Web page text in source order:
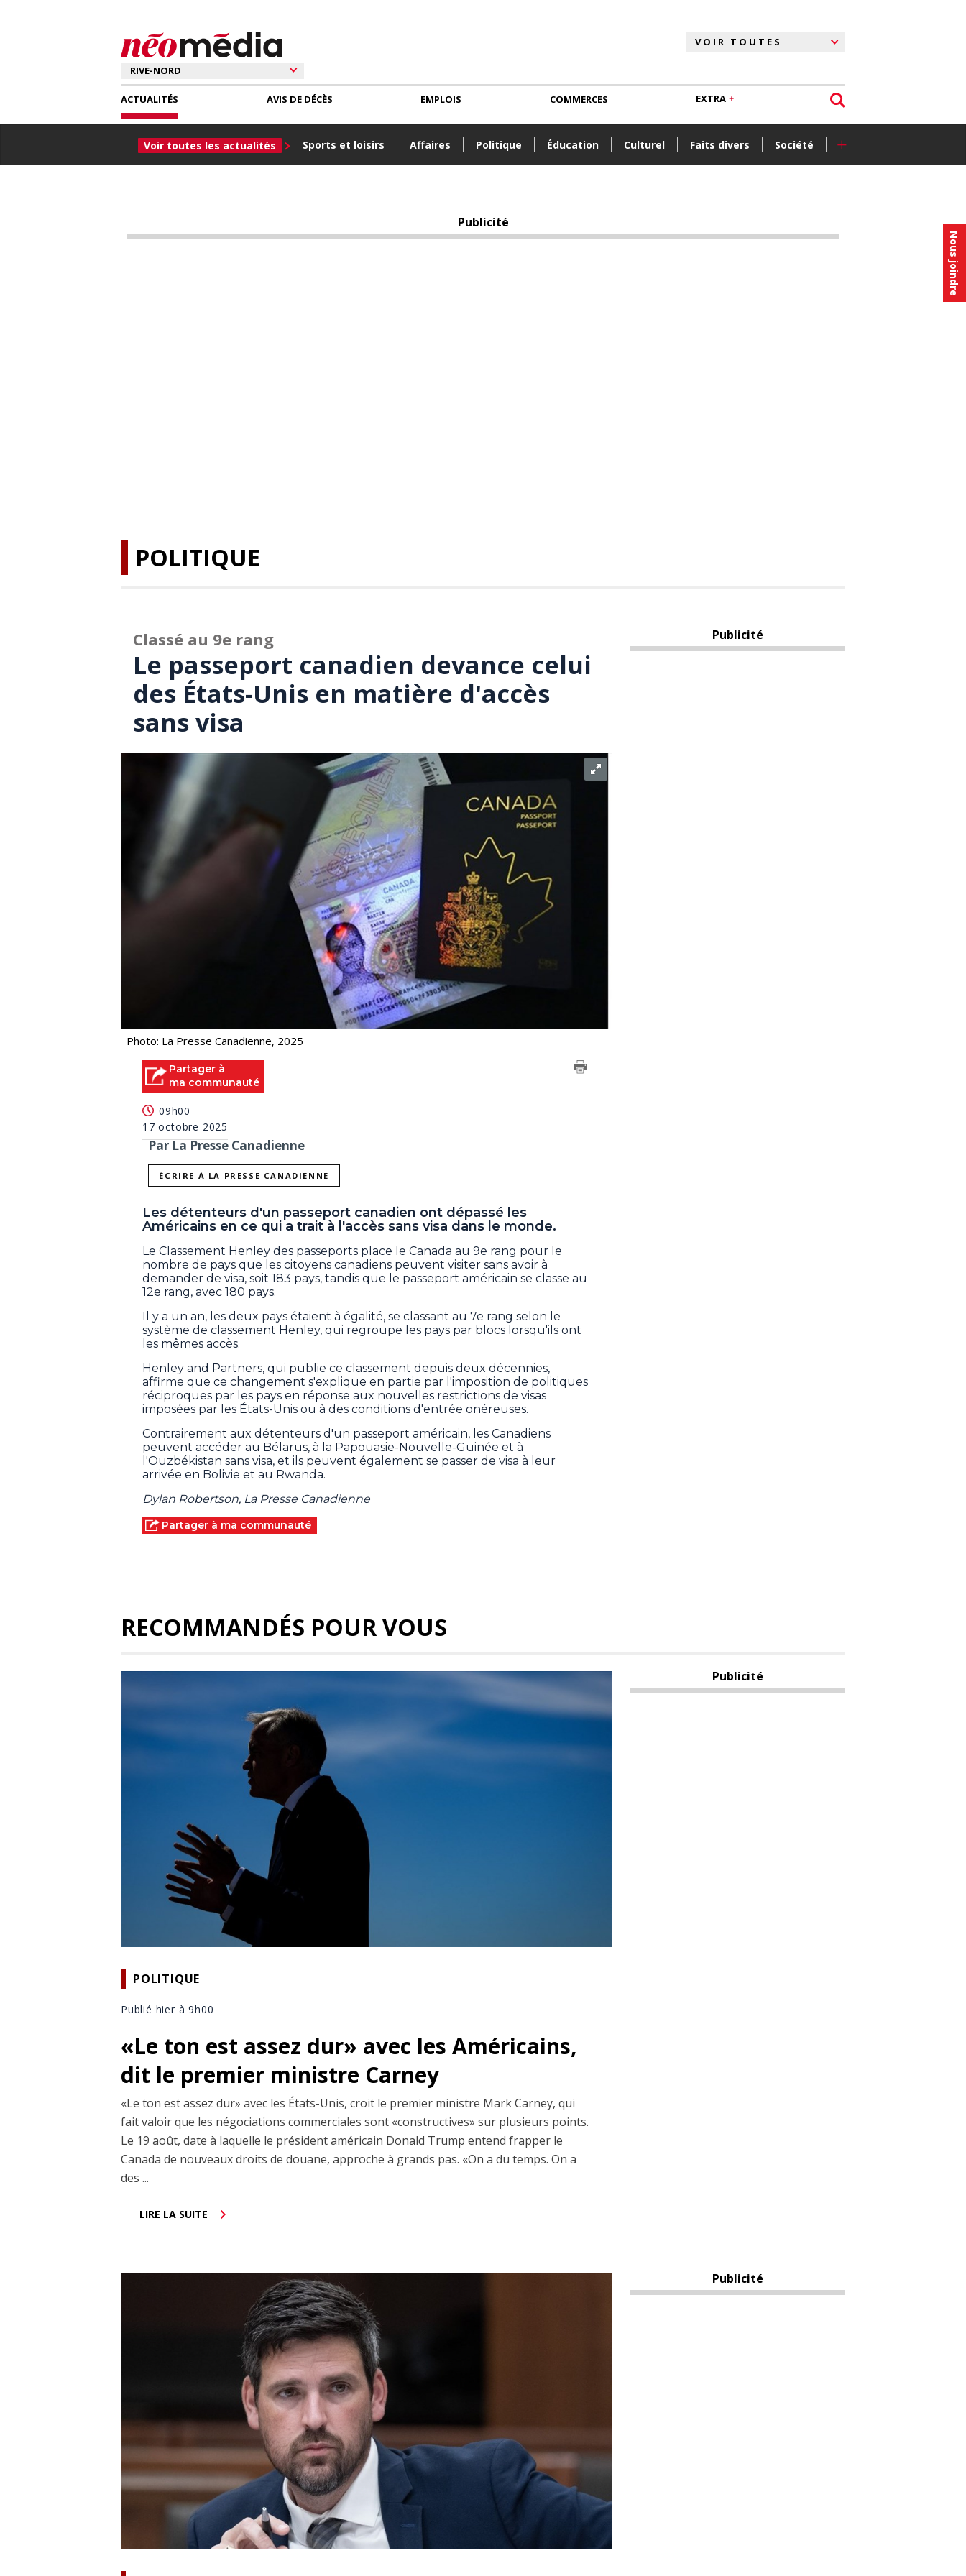
Nous joindre
ACTUALITÉS
Voir toutes les actualités Sports et loisirs Affaires Politique Éducation Culturel Faits divers Société +
AVIS DE DÉCÈS EMPLOIS COMMERCES EXTRA
Publicité
POLITIQUE
Classé au 9e rang
Le passeport canadien devance celui
des États-Unis en matière d'accès
sans visa
Photo: La Presse Canadienne, 2025
Partager à
ma communauté
09h00
17 octobre 2025
Par La Presse Canadienne
ÉCRIRE À LA PRESSE CANADIENNE
Les détenteurs d'un passeport canadien ont dépassé les
Américains en ce qui a trait à l'accès sans visa dans le monde.
Le Classement Henley des passeports place le Canada au 9e rang pour le
nombre de pays que les citoyens canadiens peuvent visiter sans avoir à
demander de visa, soit 183 pays, tandis que le passeport américain se classe au
12e rang, avec 180 pays.
Il y a un an, les deux pays étaient à égalité, se classant au 7e rang selon le
système de classement Henley, qui regroupe les pays par blocs lorsqu'ils ont
les mêmes accès.
Henley and Partners, qui publie ce classement depuis deux décennies,
affirme que ce changement s'explique en partie par l'imposition de politiques
réciproques par les pays en réponse aux nouvelles restrictions de visas
imposées par les États-Unis ou à des conditions d'entrée onéreuses.
Contrairement aux détenteurs d'un passeport américain, les Canadiens
peuvent accéder au Bélarus, à la Papouasie-Nouvelle-Guinée et à
l'Ouzbékistan sans visa, et ils peuvent également se passer de visa à leur
arrivée en Bolivie et au Rwanda.
Dylan Robertson, La Presse Canadienne
Partager à ma communauté
Publicité
RECOMMANDÉS POUR VOUS
POLITIQUE
Publié hier à 9h00
«Le ton est assez dur» avec les Américains,
dit le premier ministre Carney
«Le ton est assez dur» avec les États-Unis, croit le premier ministre Mark Carney, qui
fait valoir que les négociations commerciales sont «constructives» sur plusieurs points.
Le 19 août, date à laquelle le président américain Donald Trump entend frapper le
Canada de nouveaux droits de douane, approche à grands pas. «On a du temps. On a
des ...
LIRE LA SUITE
Publicité
Publicité